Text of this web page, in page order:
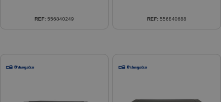
REF: 556840249 REF: 556840688